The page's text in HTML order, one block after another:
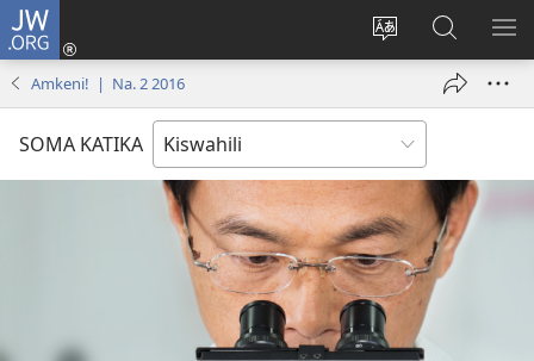
JW.ORG
Badili
tovuti
Ingia
(opens
Tafuta
Katika
JW.ORG
Amkeni! | Na. 2 2016
SOMA KATIKA